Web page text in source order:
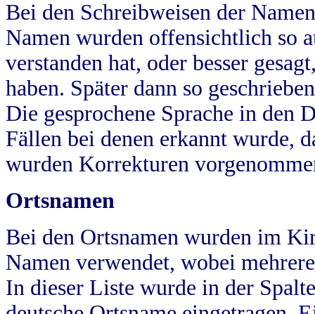
Bei den Schreibweisen der
Namen wurden offensichtlich so
verstanden hat, oder besser
haben. Später dann so
Die gesprochene Sprache in
Fällen bei denen erkannt wurde,
wurden Korrekturen
Ortsnamen
Bei den Ortsnamen wurden im
Namen verwendet, wobei
In dieser Liste wurde in der